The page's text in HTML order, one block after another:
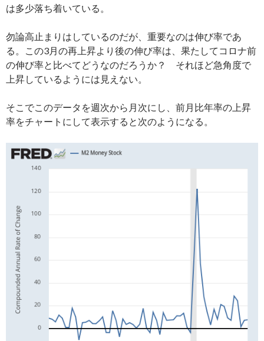
は多少落ち着いている。
勿論高止まりはしているのだが、重要なのは伸び率であ
る。この3月の再上昇より後の伸び率は、果たしてコロナ前
の伸び率と比べてどうなのだろうか？ それほど急角度で
上昇しているようには見えない。
そこでこのデータを週次から月次にし、前月比年率の上昇
率をチャートにして表示すると次のようになる。